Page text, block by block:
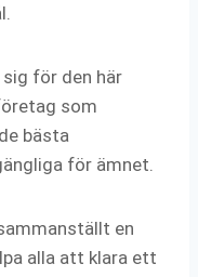
för den här
som
bästa
för ämnet.
en
alla att klara ett